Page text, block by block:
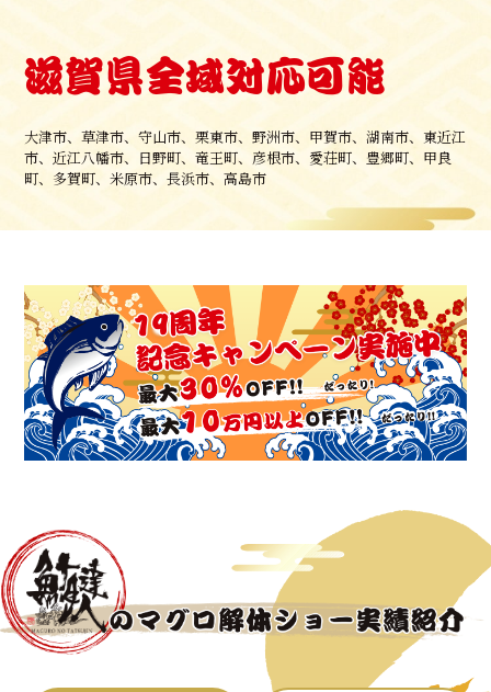
滋賀県全域対応可能
大津市、草津市、守山市、栗東市、野洲市、甲賀市、湖南市、東近江
市、近江八幡市、日野町、竜王町、彦根市、愛荘町、豊郷町、甲良
町、多賀町、米原市、長浜市、高島市